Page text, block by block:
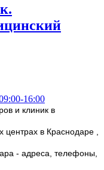
16:00
и клиник в
центрах в Краснодаре ,
- адреса, телефоны,